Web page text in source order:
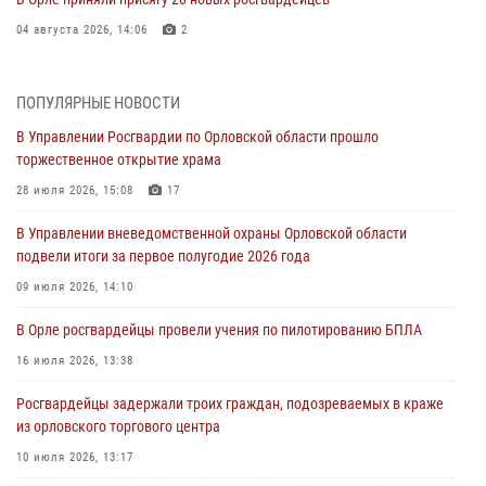
04 августа 2026, 14:06 2
предоставлении госуслуг
Росгвардейцы обеспечили безопасность во время празднования
Дня ВДВ
В Орле росгвардейцы приняли участие в учениях на избирательном
участке
Жительница Мценска сдала в Росгвардию незарегистрированное
31 июля 2026, 13:16
ПОПУЛЯРНЫЕ НОВОСТИ
В Управлении Росгвардии по Орловской области прошло
торжественное открытие храма
28 июля 2026, 15:08 17
В Управлении вневедомственной охраны Орловской области
подвели итоги за первое полугодие 2026 года
09 июля 2026, 14:10
В Орле росгвардейцы провели учения по пилотированию БПЛА
16 июля 2026, 13:38
Росгвардейцы задержали троих граждан, подозреваемых в краже
из орловского торгового центра
10 июля 2026, 13:17